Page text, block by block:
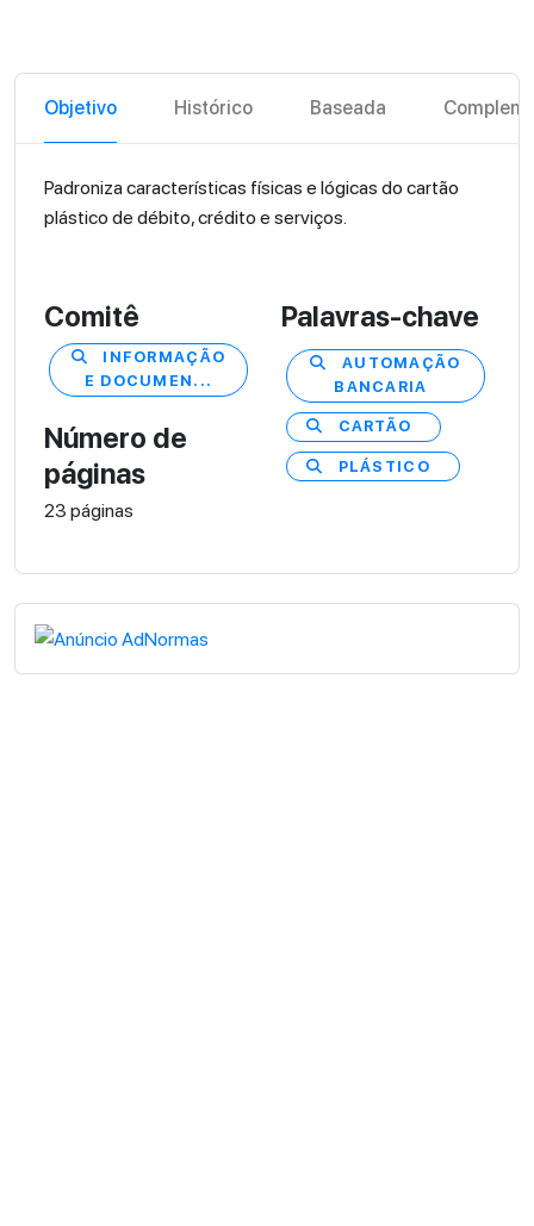
Objetivo Histórico Baseada
Padroniza características físicas e lógicas do cartão
plástico de débito, crédito e serviços.
Comitê
INFORMAÇÃO
E DOCUMEN...
Número de
páginas
23 páginas
Palavras-chave
AUTOMAÇÃO
BANCARIA
CARTÃO
PLÁSTICO